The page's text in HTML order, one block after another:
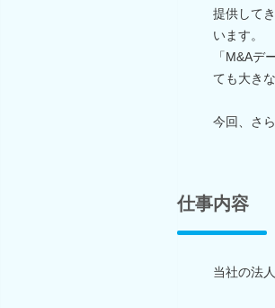
提供して
います。
「M&A
ても大き
今回、さ
仕事内容
当社の法